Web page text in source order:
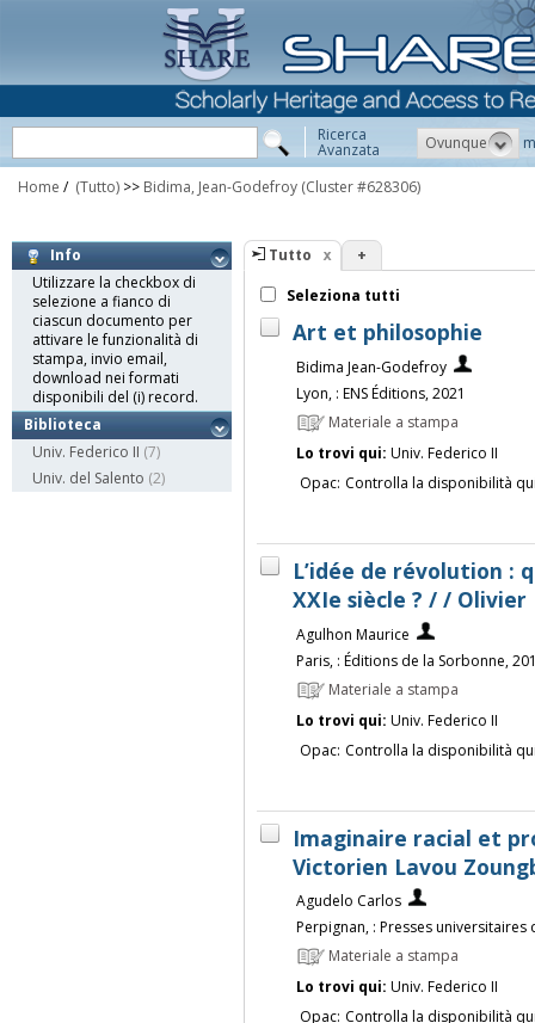
Ricerca
Avanzata Ovunque
Home / (Tutto) >> Bidima, Jean-Godefroy (Cluster #628306)
Info
Utilizzare la checkbox di
selezione a fianco di
ciascun documento per
attivare le funzionalità di
stampa, invio email,
download nei formati
disponibili del (i) record.
Biblioteca
Univ. Federico II (7)
Univ. del Salento (2)
Tutto +
Seleziona tutti
Art et philosophie
Bidima Jean-Godefroy
Lyon, : ENS Éditions, 2021
Materiale a stampa
Lo trovi qui: Univ. Federico II
Opac: Controlla la disponibilità
L’idée de révolution :
XXIe siècle ? / / Olivier
Agulhon Maurice
Paris, : Éditions de la Sorbonne,
Materiale a stampa
Lo trovi qui: Univ. Federico II
Opac: Controlla la disponibilità
Imaginaire racial et
Victorien Lavou
Agudelo Carlos
Perpignan, : Presses universitaires
Materiale a stampa
Lo trovi qui: Univ. Federico II
Opac: Controlla la disponibilità